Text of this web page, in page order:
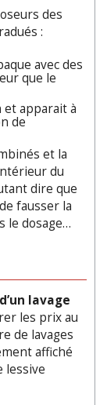
des
:
avec des
que le
et apparait à
de
et la
du
dire que
fausser la
le dosage…
lavage
les prix au
de lavages
affiché
lessive